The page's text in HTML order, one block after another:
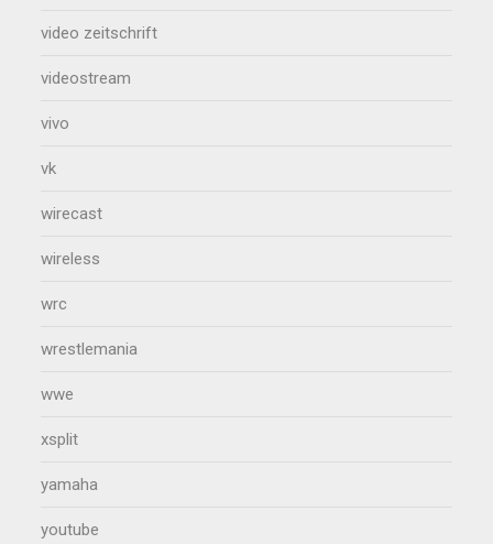
video zeitschrift
videostream
vivo
vk
wirecast
wireless
wrc
wrestlemania
wwe
xsplit
yamaha
youtube